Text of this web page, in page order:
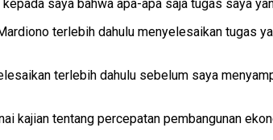
saya bahwa apa-apa saja tugas saya
terlebih dahulu menyelesaikan tugas
terlebih dahulu sebelum saya
kajian tentang percepatan pembangunan